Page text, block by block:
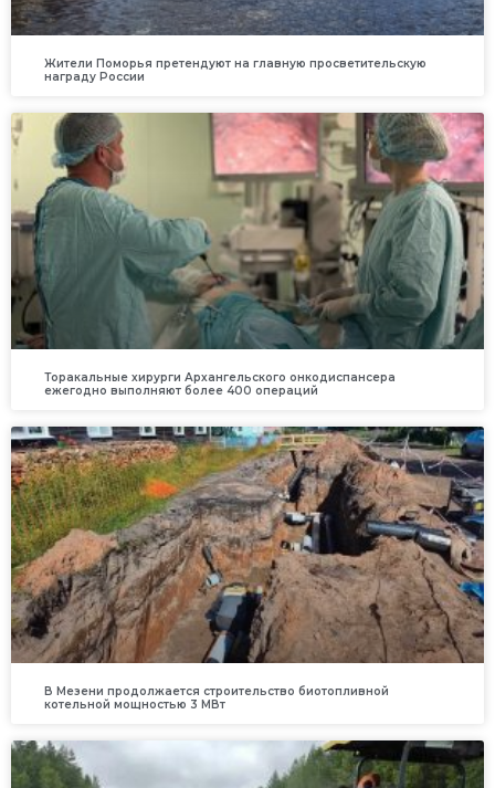
Жители Поморья претендуют на главную просветительскую
награду России
Торакальные хирурги Архангельского онкодиспансера
ежегодно выполняют более 400 операций
В Мезени продолжается строительство биотопливной
котельной мощностью 3 МВт